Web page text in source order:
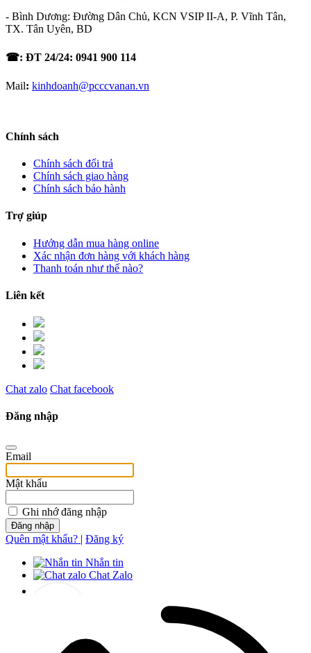
- Bình Dương: Đường Dân Chủ, KCN VSIP II-A, P. Vĩnh Tân,
TX. Tân Uyên, BD
☎: ĐT 24/24: 0941 900 114
Mail: kinhdoanh@pcccvanan.vn
Chính sách
Chính sách đổi trả
Chính sách giao hàng
Chính sách bảo hành
Trợ giúp
Hướng dẫn mua hàng online
Xác nhận đơn hàng với khách hàng
Thanh toán như thế nào?
Liên kết
Chat zalo Chat facebook
Đăng nhập
Email
Mật khẩu
Ghi nhớ đăng nhập
Đăng nhập
Quên mật khẩu? | Đăng ký
Nhắn tin
Chat Zalo